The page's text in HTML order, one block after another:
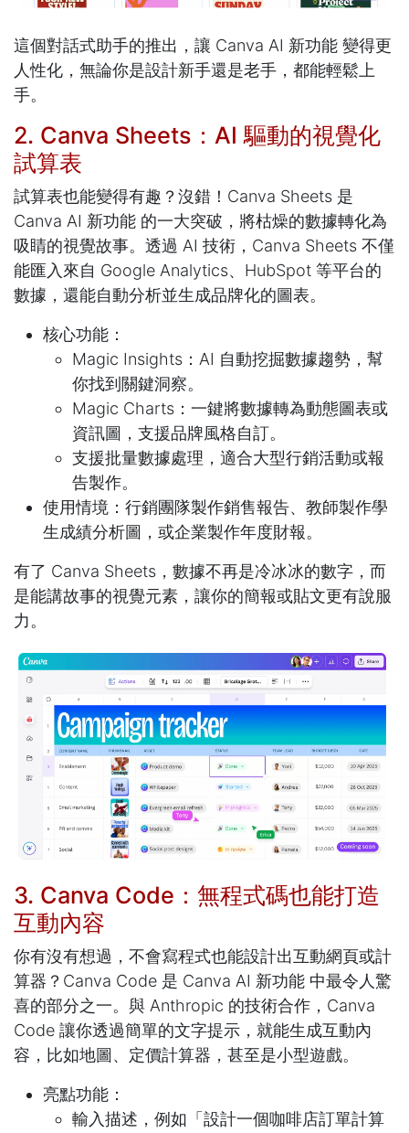
這個對話式助手的推出，讓 Canva AI 新功能 變得更
人性化，無論你是設計新手還是老手，都能輕鬆上
手。
2. Canva Sheets：AI 驅動的視覺化
試算表
試算表也能變得有趣？沒錯！Canva Sheets 是
Canva AI 新功能 的一大突破，將枯燥的數據轉化為
吸睛的視覺故事。透過 AI 技術，Canva Sheets 不僅
能匯入來自 Google Analytics、HubSpot 等平台的
數據，還能自動分析並生成品牌化的圖表。
核心功能：
Magic Insights：AI 自動挖掘數據趨勢，幫
你找到關鍵洞察。
Magic Charts：一鍵將數據轉為動態圖表或
資訊圖，支援品牌風格自訂。
支援批量數據處理，適合大型行銷活動或報
告製作。
使用情境：行銷團隊製作銷售報告、教師製作學
生成績分析圖，或企業製作年度財報。
有了 Canva Sheets，數據不再是冷冰冰的數字，而
是能講故事的視覺元素，讓你的簡報或貼文更有說服
力。
3. Canva Code：無程式碼也能打造
互動內容
你有沒有想過，不會寫程式也能設計出互動網頁或計
算器？Canva Code 是 Canva AI 新功能 中最令人驚
喜的部分之一。與 Anthropic 的技術合作，Canva
Code 讓你透過簡單的文字提示，就能生成互動內
容，比如地圖、定價計算器，甚至是小型遊戲。
亮點功能：
輸入描述，例如「設計一個咖啡店訂單計算